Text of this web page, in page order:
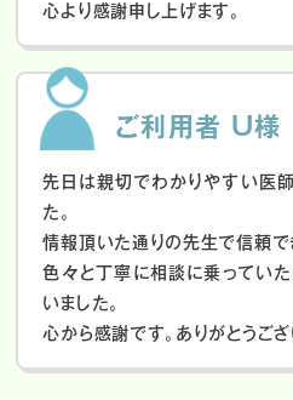
心より感謝申し上げます。
ご利用者 U様
先日は親切でわかりやすい医
た。
情報頂いた通りの先生で信頼で
色々と丁寧に相談に乗ってい
いました。
心から感謝です。ありがとうご